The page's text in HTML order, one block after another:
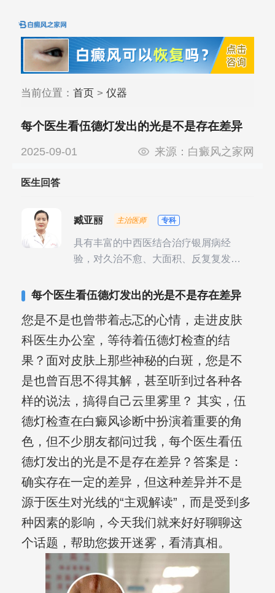
当前位置： 首页> 仪器
每个医生看伍德灯发出的光是不是存在差异
2025-09-01 来源： 白癜风之家网
医生回答
臧亚丽 主治医师 专科
具有丰富的中西医结合治疗银屑病经
验，对久治不愈、大面积、反复复发性
每个医生看伍德灯发出的光是不是存在差异
您是不是也曾带着忐忑的心情，走进皮肤
科医生办公室，等待着伍德灯检查的结
果？面对皮肤上那些神秘的白斑，您是不
是也曾百思不得其解，甚至听到过各种各
样的说法，搞得自己云里雾里？ 其实，伍
德灯检查在白癜风诊断中扮演着重要的角
色，但不少朋友都问过我，每个医生看伍
德灯发出的光是不是存在差异？答案是：
确实存在一定的差异，但这种差异并不是
源于医生对光线的“主观解读”，而是受到多
种因素的影响，今天我们就来好好聊聊这
个话题，帮助您拨开迷雾，看清真相。